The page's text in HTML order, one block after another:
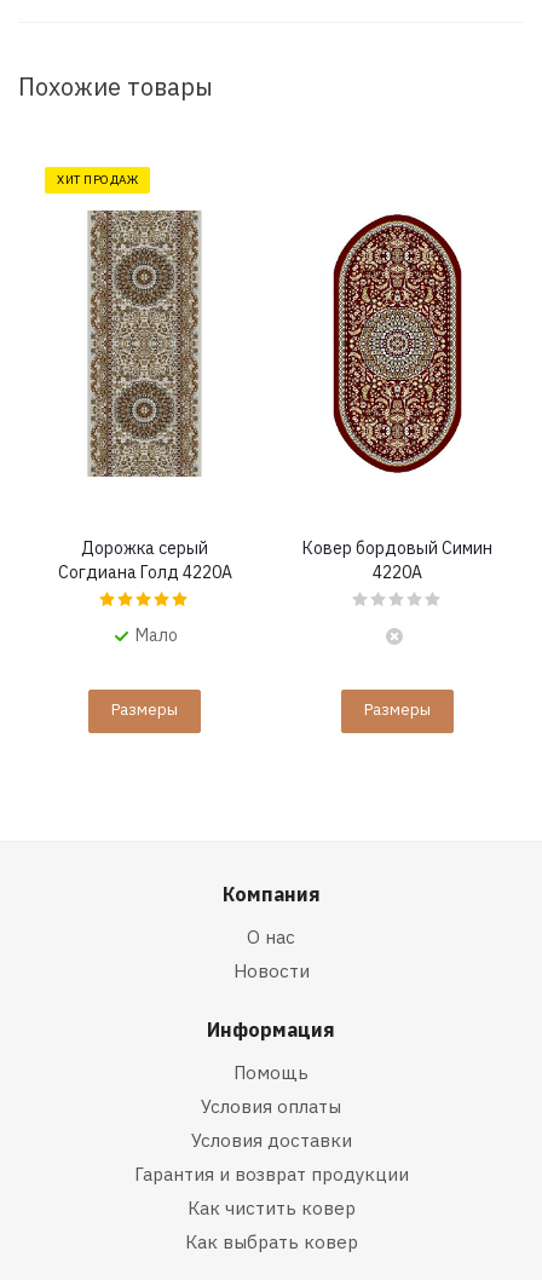
Похожие товары
ХИТ ПРОДАЖ
Дорожка серый
Согдиана Голд 4220A
Мало
Размеры
Ковер бордовый Симин
4220A
Размеры
Компания
О нас
Новости
Информация
Помощь
Условия оплаты
Условия доставки
Гарантия и возврат продукции
Как чистить ковер
Как выбрать ковер